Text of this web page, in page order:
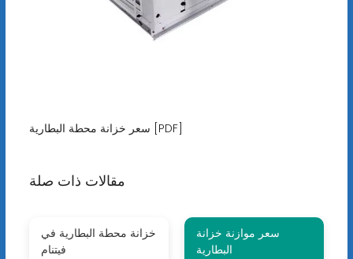
سعر خزانة محطة البطارية [PDF]
مقالات ذات صلة
خزانة محطة البطارية في
فيتنام
سعر موازنة خزانة
البطارية